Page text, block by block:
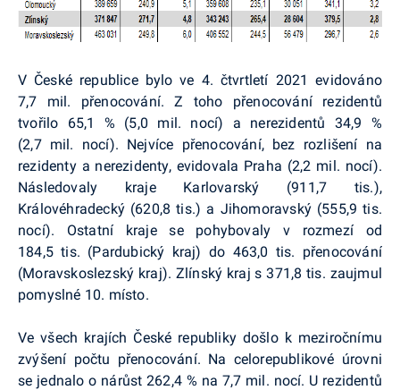
V České republice bylo ve 4. čtvrtletí 2021 evidováno
7,7 mil. přenocování. Z toho přenocování rezidentů
tvořilo 65,1 % (5,0 mil. nocí) a nerezidentů 34,9 %
(2,7 mil. nocí). Nejvíce přenocování, bez rozlišení na
rezidenty a nerezidenty, evidovala Praha (2,2 mil. nocí).
Následovaly kraje Karlovarský (911,7 tis.),
Královéhradecký (620,8 tis.) a Jihomoravský (555,9 tis.
nocí). Ostatní kraje se pohybovaly v rozmezí od
184,5 tis. (Pardubický kraj) do 463,0 tis. přenocování
(Moravskoslezský kraj). Zlínský kraj s 371,8 tis. zaujmul
pomyslné 10. místo.
Ve všech krajích České republiky došlo k meziročnímu
zvýšení počtu přenocování. Na celorepublikové úrovni
se jednalo o nárůst 262,4 % na 7,7 mil. nocí. U rezidentů